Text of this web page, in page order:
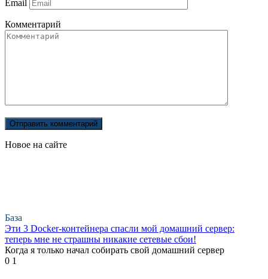
Email
Комментарий
Новое на сайте
База
Эти 3 Docker-контейнера спасли мой домашний сервер:
теперь мне не страшны никакие сетевые сбои!
Когда я только начал собирать свой домашний сервер
0 1